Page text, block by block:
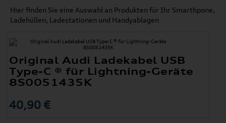
Hier finden Sie eine Auswahl an Produkten für Ihr Smarthpone,
Ladehüllen, Ladestationen und Handyablagen
Original Audi Ladekabel USB
Type-C ® für Lightning-Geräte
8S0051435K
40,90 €